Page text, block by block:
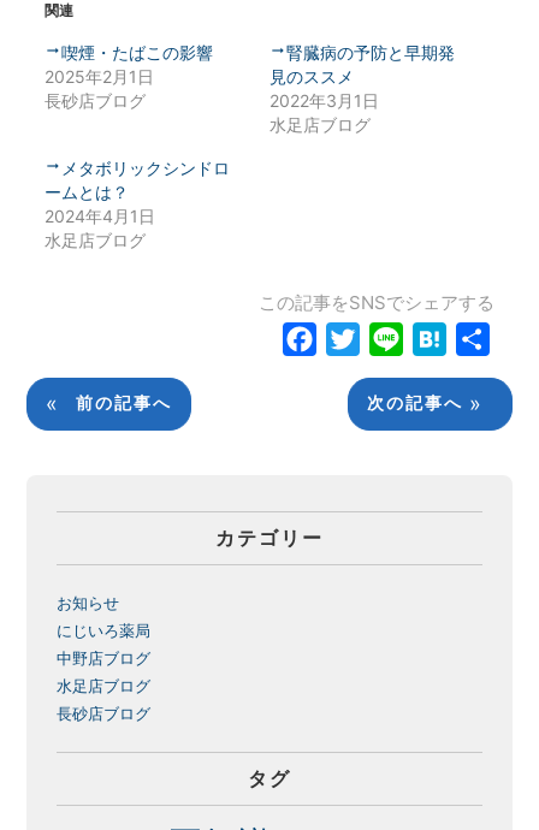
関連
喫煙・たばこの影響
2025年2月1日
長砂店ブログ
腎臓病の予防と早期発
見のススメ
2022年3月1日
水足店ブログ
メタボリックシンドロ
ームとは？
2024年4月1日
水足店ブログ
この記事をSNSでシェアする
FacebookTwitterLine Hatena
有
« 前の記事へ 次の記事へ »
カテゴリー
お知らせ
にじいろ薬局
中野店ブログ
水足店ブログ
長砂店ブログ
タグ